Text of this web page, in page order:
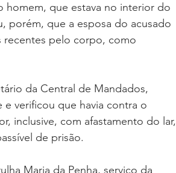
homem, que estava no interior do
porém, que a esposa do acusado
recentes pelo corpo, como
da Central de Mandados,
e verificou que havia contra o
inclusive, com afastamento do lar,
de prisão.
Maria da Penha, serviço da